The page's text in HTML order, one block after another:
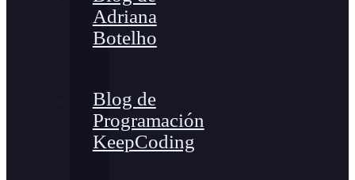
Adriana
Botelho
Blog de
Programación
KeepCoding